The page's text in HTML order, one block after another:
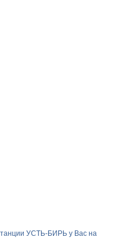
УСТЬ-БИРЬ у Вас на